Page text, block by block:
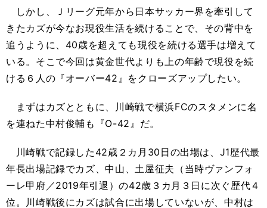
しかし、Ｊリーグ元年から日本サッカー界を牽引して
きたカズが今なお現役生活を続けることで、その背中を
追うように、40歳を超えても現役を続ける選手は増えて
いる。そこで今回は黄金世代よりも上の年齢で現役を続
ける６人の『オーバー42』をクローズアップしたい。
まずはカズとともに、川崎戦で横浜FCのスタメンに名
を連ねた中村俊輔も『O-42』だ。
川崎戦で記録した42歳２カ月30日の出場は、J1歴代最
年長出場記録でカズ、中山、土屋征夫（当時ヴァンフォ
ーレ甲府／2019年引退）の42歳３カ月３日に次ぐ歴代４
位。川崎戦後にカズは試合に出場していないが、中村は